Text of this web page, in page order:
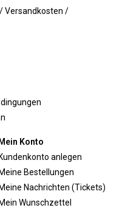
Versandkosten /
Mein Konto
Kundenkonto anlegen
Meine Bestellungen
Meine Nachrichten (Tickets)
Mein Wunschzettel